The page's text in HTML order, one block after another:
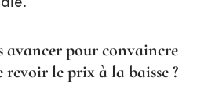
avancer pour convaincre
revoir le prix à la baisse ?